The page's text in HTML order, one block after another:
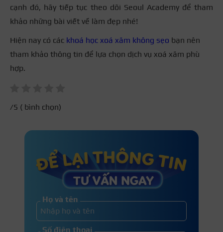
cạnh đó, hãy tiếp tục theo dõi Seoul Academy để tham
khảo những bài viết về làm đẹp nhé!
Hiện nay có các khoá học xoá xăm không sẹo bạn nên
tham khảo thông tin để lựa chọn dịch vụ xoá xăm phù
hợp.
/5 ( bình chọn)
Họ và tên
Số điện thoại